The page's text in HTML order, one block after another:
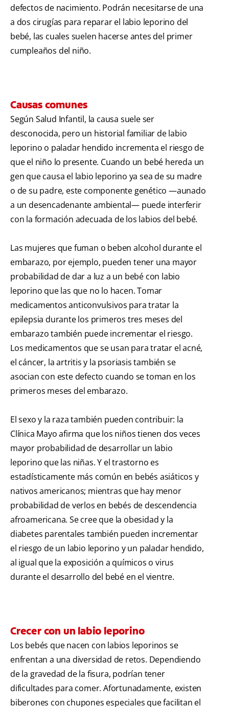
defectos de nacimiento. Podrán necesitarse de una
a dos cirugías para reparar el labio leporino del
bebé, las cuales suelen hacerse antes del primer
cumpleaños del niño.
Causas comunes
Según Salud Infantil, la causa suele ser
desconocida, pero un historial familiar de labio
leporino o paladar hendido incrementa el riesgo de
que el niño lo presente. Cuando un bebé hereda un
gen que causa el labio leporino ya sea de su madre
o de su padre, este componente genético —aunado
a un desencadenante ambiental— puede interferir
con la formación adecuada de los labios del bebé.
Las mujeres que fuman o beben alcohol durante el
embarazo, por ejemplo, pueden tener una mayor
probabilidad de dar a luz a un bebé con labio
leporino que las que no lo hacen. Tomar
medicamentos anticonvulsivos para tratar la
epilepsia durante los primeros tres meses del
embarazo también puede incrementar el riesgo.
Los medicamentos que se usan para tratar el acné,
el cáncer, la artritis y la psoriasis también se
asocian con este defecto cuando se toman en los
primeros meses del embarazo.
El sexo y la raza también pueden contribuir: la
Clínica Mayo afirma que los niños tienen dos veces
mayor probabilidad de desarrollar un labio
leporino que las niñas. Y el trastorno es
estadísticamente más común en bebés asiáticos y
nativos americanos; mientras que hay menor
probabilidad de verlos en bebés de descendencia
afroamericana. Se cree que la obesidad y la
diabetes parentales también pueden incrementar
el riesgo de un labio leporino y un paladar hendido,
al igual que la exposición a químicos o virus
durante el desarrollo del bebé en el vientre.
Crecer con un labio leporino
Los bebés que nacen con labios leporinos se
enfrentan a una diversidad de retos. Dependiendo
de la gravedad de la fisura, podrían tener
dificultades para comer. Afortunadamente, existen
biberones con chupones especiales que facilitan el